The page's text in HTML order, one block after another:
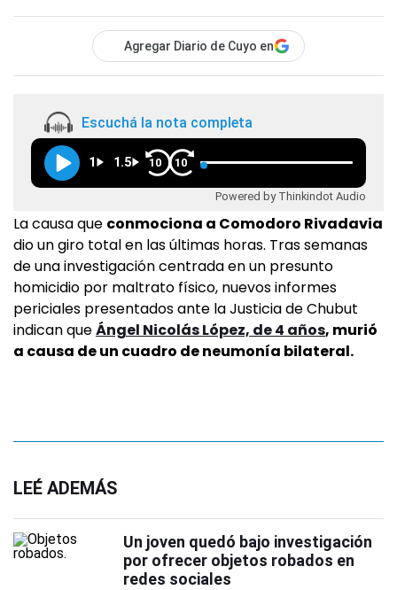
Agregar Diario de Cuyo en
Escuchá la nota completa
1 1.5 10 10
Powered by Thinkindot Audio
La causa que conmociona a Comodoro Rivadavia
dio un giro total en las últimas horas. Tras semanas
de una investigación centrada en un presunto
homicidio por maltrato físico, nuevos informes
periciales presentados ante la Justicia de Chubut
indican queÁngel Nicolás López, de 4 años, murió
a causa de un cuadro de neumonía bilateral.
LEÉ ADEMÁS
Un joven quedó bajo investigación
por ofrecer objetos robados en
redes sociales